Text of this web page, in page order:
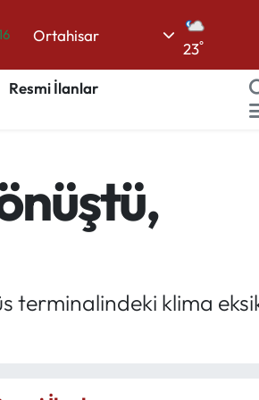
Ortahisar
23°
Resmi İlanlar
terminalindeki klima